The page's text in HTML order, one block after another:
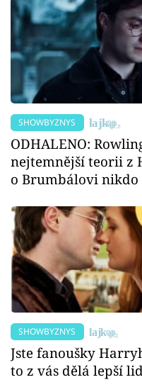
SHOWBYZNYS
ODHALENO:
nejtemnější teorii z
o Brumbálovi nikdo
SHOWBYZNYS
Jste fanoušky
to z vás dělá lepší